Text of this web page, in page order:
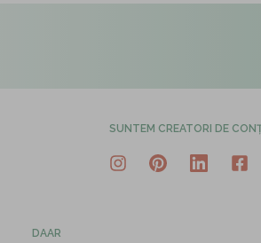
SUNTEM CREATORI DE
DAAR